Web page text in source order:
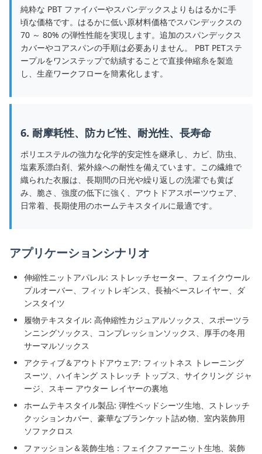
純粋な PBT ファイバーやスパンデックスよりもはるかに手
頃な価格です。はるかに低い原材料価格でスパンデックスの
70 ～ 80% の弾性性能を実現します。追加のスパンデックス
カバーやコアスパンの手順は必要ありません。 PBT PETステ
ープルをワンステップで紡績することで直接伸縮糸を製造
し、生産ワークフローを簡素化します。
6. 耐摩耗性、防カビ性、耐光性、長寿命
ポリエステルの強力な化学的安定性を継承し、カビ、防虫、
塩素系漂白剤、紫外線への耐性を備えています。この繊維で
織られた衣服は、長期間の日光や繰り返しの洗濯でも黄ば
み、脆さ、強度の低下に強く、アウトドアスポーツウェア、
日常着、長期使用のホームテキスタイルに最適です。
アプリケーションシナリオ
伸縮性ニットアパレル: ストレッチセーター、フェイクウール
プルオーバー、フィットレギンス、長袖ベースレイヤー、ダ
ンスタイツ
履物テキスタイル: 高伸縮性カジュアルソックス、スポーツラ
ンニングソックス、コンプレッションソックス、厚手の冬用
サーマルソックス
アクティブ＆アウトドアウェア: フィットネス トレーニング
スーツ、ハイキング ストレッチ トップス、サイクリング ジャ
ージ、スキー アウター レイヤーの裏地
ホームテキスタイル製品: 弾性ベッドシーツ生地、ストレッチ
クッションカバー、豪華なブランケット詰め物、室内装飾用
ソファクロス
ファッション＆装飾生地：フェイクファーニット生地、装飾